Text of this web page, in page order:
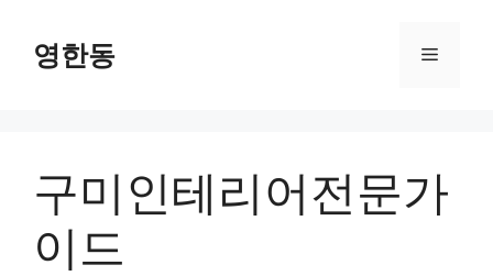
영한동 메
구미인테리어전문가
이드